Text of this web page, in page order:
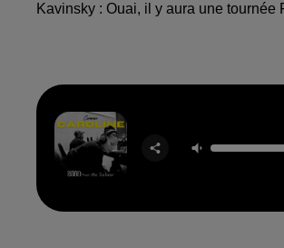
Kavinsky : Ouai, il y aura une